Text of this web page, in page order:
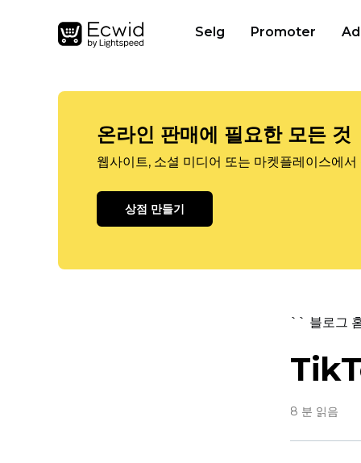
Selg Promoter
온라인 판매에 필요한 모든 것
웹사이트, 소셜 미디어 또는 마켓플레이스에
상점 만들기
`` 블로그
8 분 읽음